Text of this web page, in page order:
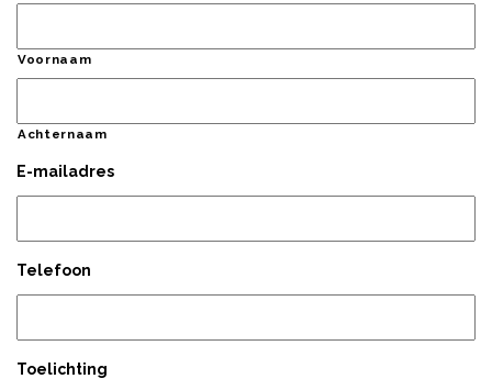
Voornaam
Achternaam
E-mailadres
Telefoon
Toelichting